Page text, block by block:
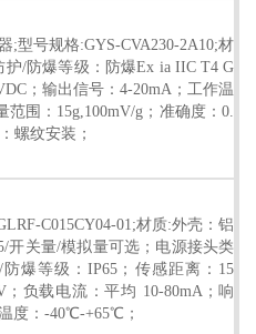
;型号规格:GYS-CVA230-2A10;材
护/防爆等级：防爆Ex ia IIC T4 G
；输出信号：4-20mA；工作温
围：15g,100mV/g；准确度：0.
螺纹安装；
C015CY04-01;材质:外壳：铝
开关量/模拟量可选；电源接头类
爆等级：IP65；传感距离：15
负载电流：平均 10-80mA；响
度：-40℃-+65℃；